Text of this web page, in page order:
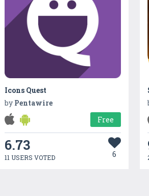
Icons Quest
by Pentawire
Free
6.73
11 USERS VOTED 6